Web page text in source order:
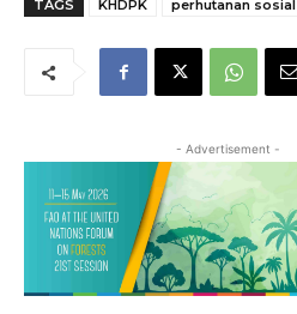
TAGS KHDPK perhutanan sosial
- Advertisement -